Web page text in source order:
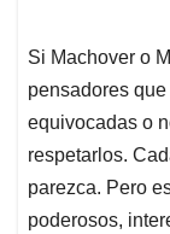
Si Machover o
pensadores
equivocadas o
respetarlos.
parezca. Pero
poderosos,